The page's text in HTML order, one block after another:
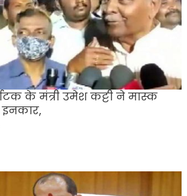
के मंत्री उमेश कट्टी ने मास्क